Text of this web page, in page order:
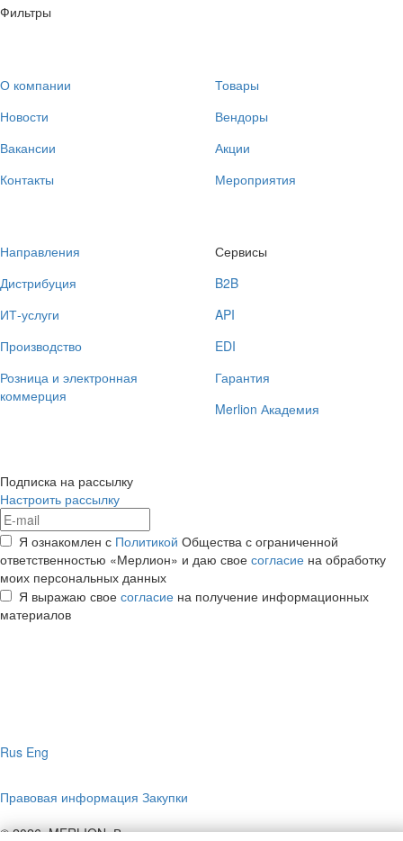
Фильтры
О компании
Новости
Вакансии
Контакты
Товары
Вендоры
Акции
Мероприятия
Направления
Дистрибуция
ИТ-услуги
Производство
Розница и электронная
коммерция
Сервисы
B2B
API
EDI
Гарантия
Merlion Академия
Подписка на рассылку
Настроить рассылку
Я ознакомлен с Политикой Общества с ограниченной
ответственностью «Мерлион» и даю свое согласие на обработку
моих персональных данных
Я выражаю свое согласие на получение информационных
материалов
Rus Eng
Правовая информация Закупки
© 2026, MERLION. Все права защищены.